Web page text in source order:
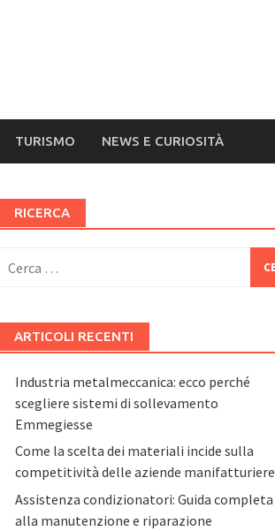
TURISMO NEWS E CURIOSITÀ
RICERCA
per:
ARTICOLI RECENTI
Industria metalmeccanica: ecco perché
scegliere sistemi di sollevamento
Emmegiesse
Come la scelta dei materiali incide sulla
competitività delle aziende manifatturiere
Assistenza condizionatori: Guida completa
alla manutenzione e riparazione